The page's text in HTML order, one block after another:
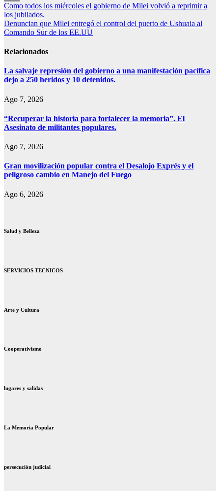
Print
Navegación
de
entradas
Como todos los miércoles el gobierno de Milei volvió a reprimir a
los jubilados.
Denuncian que Milei entregó el control del puerto de Ushuaia al
Comando Sur de los EE.UU
Relacionados
La salvaje represión del gobierno a una manifestación pacífica
dejo a 250 heridos y 10 detenidos.
Ago 7, 2026
“Recuperar la historia para fortalecer la memoria”. El
Asesinato de militantes populares.
Ago 7, 2026
Gran movilización popular contra el Desalojo Exprés y el
peligroso cambio en Manejo del Fuego
Ago 6, 2026
Salud y Belleza
SERVICIOS TECNICOS
Arte y Cultura
Cooperativismo
lugares y salidas
La Memoria Popular
persecución judicial